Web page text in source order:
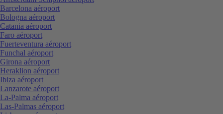
Barcelona aéroport
Bologna aéroport
Catania aéroport
Faro aéroport
Fuerteventura aéroport
Funchal aéroport
Girona aéroport
Heraklion aéroport
Ibiza aéroport
Lanzarote aéroport
La-Palma aéroport
Las-Palmas aéroport